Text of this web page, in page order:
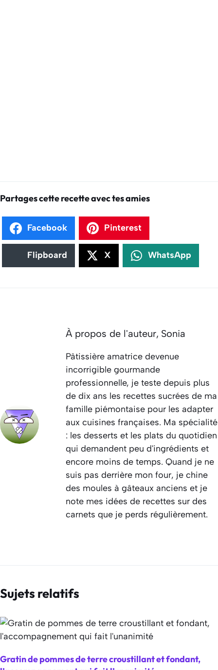
Partages cette recette avec tes amies
Facebook Pinterest
Flipboard X WhatsApp
À propos de l'auteur, Sonia
Pâtissière amatrice devenue
incorrigible gourmande
professionnelle, je teste depuis plus
de dix ans les recettes sucrées de ma
famille piémontaise pour les adapter
aux cuisines françaises. Ma spécialité
: les desserts et les plats du quotidien
qui demandent peu d'ingrédients et
encore moins de temps. Quand je ne
suis pas derrière mon four, je chine
des moules à gâteaux anciens et je
note mes idées de recettes sur des
carnets que je perds régulièrement.
Sujets relatifs
Gratin de pommes de terre croustillant et fondant,